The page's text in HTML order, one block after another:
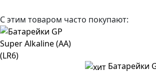
С этим товаром часто покупают:
Батарейки